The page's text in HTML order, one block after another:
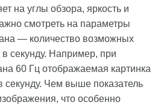
на углы обзора, яркость и
смотреть на параметры
— количество возможных
секунду. Например, при
60 Гц отображаемая картинка
секунду. Чем выше показатель
что особенно